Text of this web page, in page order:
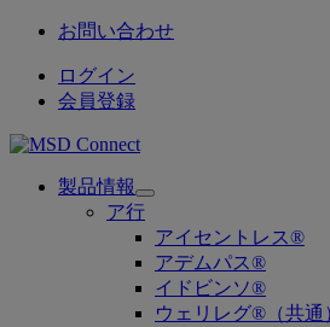
お問い合わせ
ログイン
会員登録
製品情報
Open
submenu
ア行
アイセントレス®
アデムパス®
イドビンソ®
ウェリレグ®（共通